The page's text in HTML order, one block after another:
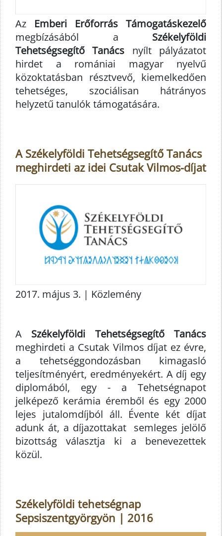
Az Emberi Erőforrás Támogatáskezelő
megbízásából a Székelyföldi
Tehetségsegítő Tanács nyílt pályázatot
hirdet a romániai magyar nyelvű
közoktatásban résztvevő, kiemelkedően
tehetséges, szociálisan hátrányos
helyzetű tanulók támogatására.
A Székelyföldi Tehetségsegítő Tanács
meghirdeti az idei Csutak Vilmos-díjat
2017. május 3. | Közlemény
A Székelyföldi Tehetségsegítő Tanács
meghirdeti a Csutak Vilmos díjat ez évre,
a tehetséggondozásban kimagasló
teljesítményért, eredményekért. A díj egy
diplomából, egy - a Tehetségnapot
jelképező kerámia éremből és egy 2000
lejes jutalomdíjból áll. Évente két díjat
adunk át, a díjazottakat semleges jelölő
bizottság választja ki a benevezettek
közül.
Székelyföldi tehetségnap
Sepsiszentgyörgyön | 2016